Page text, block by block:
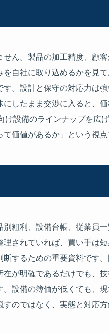
ん。製品の加工精度、顧
自社に取り込めるかを見
。設計と保守の対応力は
したまま交渉に入ると、
設備のラインナップを広
価値があるか」という視
粗利、設備台帳、従業員
されていれば、買い手は短
するための重要資料です
が明確であるだけでも、技
設備の簿価が低くても、
のではなく、実態と対応